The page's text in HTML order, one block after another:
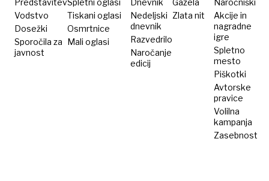
Predstavitev
Vodstvo
Dosežki
Sporočila za
javnost
Spletni oglasi
Tiskani oglasi
Osmrtnice
Mali oglasi
Dnevnik
Nedeljski
dnevnik
Razvedrilo
Naročanje
edicij
Gazela
Zlata nit
Naročniški
Akcije in
nagradne
igre
Spletno
mesto
Piškotki
Avtorske
pravice
Volilna
kampanja
Zasebnost